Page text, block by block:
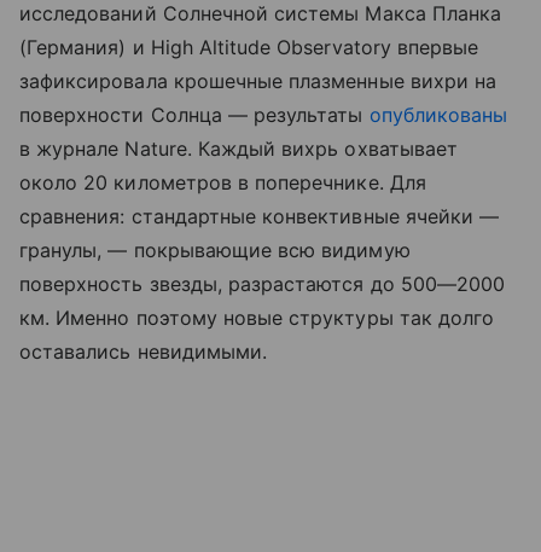
исследований Солнечной системы Макса Планка
(Германия) и High Altitude Observatory впервые
зафиксировала крошечные плазменные вихри на
поверхности Солнца — результаты опубликованы
в журнале Nature. Каждый вихрь охватывает
около 20 километров в поперечнике. Для
сравнения: стандартные конвективные ячейки —
гранулы, — покрывающие всю видимую
поверхность звезды, разрастаются до 500—2000
км. Именно поэтому новые структуры так долго
оставались невидимыми.